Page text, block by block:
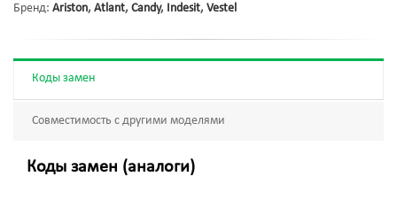
Бренд: Ariston, Atlant, Candy, Indesit, Vestel
Коды замен
Совместимость с другими моделями
Коды замен (аналоги)